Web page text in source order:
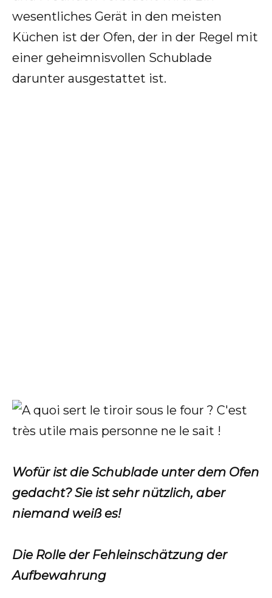
wesentliches Gerät in den meisten
Küchen ist der Ofen, der in der Regel mit
einer geheimnisvollen Schublade
darunter ausgestattet ist.
Wofür ist die Schublade unter dem Ofen
gedacht? Sie ist sehr nützlich, aber
niemand weiß es!
Die Rolle der Fehleinschätzung der
Aufbewahrung